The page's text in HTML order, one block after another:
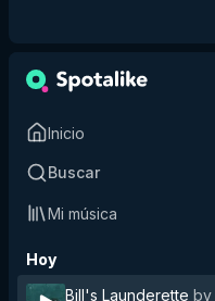
Inicio
Buscar
Mi música
Hoy
Bill's Launderette by